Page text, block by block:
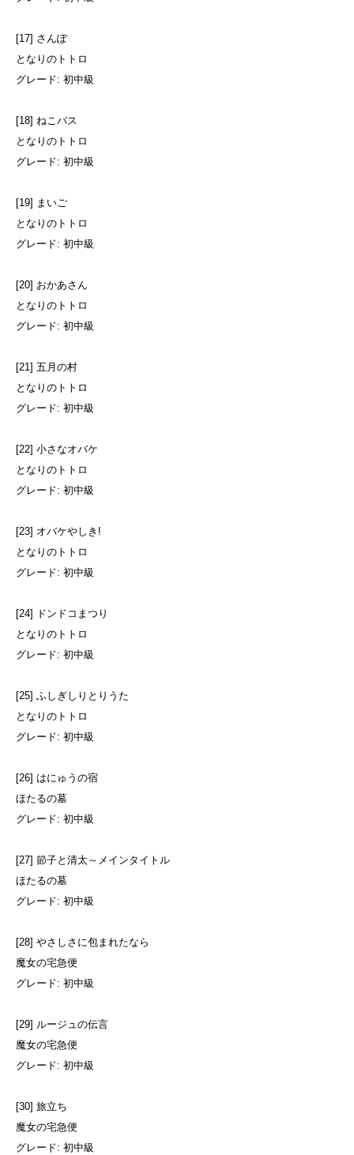
[17] さんぽ
となりのトトロ
グレード: 初中級
[18] ねこバス
となりのトトロ
グレード: 初中級
[19] まいご
となりのトトロ
グレード: 初中級
[20] おかあさん
となりのトトロ
グレード: 初中級
[21] 五月の村
となりのトトロ
グレード: 初中級
[22] 小さなオバケ
となりのトトロ
グレード: 初中級
[23] オバケやしき!
となりのトトロ
グレード: 初中級
[24] ドンドコまつり
となりのトトロ
グレード: 初中級
[25] ふしぎしりとりうた
となりのトトロ
グレード: 初中級
[26] はにゅうの宿
ほたるの墓
グレード: 初中級
[27] 節子と清太～メインタイトル
ほたるの墓
グレード: 初中級
[28] やさしさに包まれたなら
魔女の宅急便
グレード: 初中級
[29] ルージュの伝言
魔女の宅急便
グレード: 初中級
[30] 旅立ち
魔女の宅急便
グレード: 初中級